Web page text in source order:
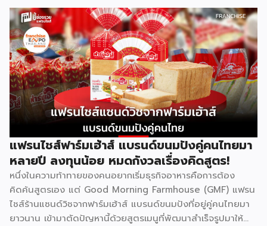
ปกครองไทยให้ความสำคัญกับการเรียนของลูกหลานเสมอ และ
Bright Up Kids คือแบรนด์แฟรนไชส์การศึกษาที่เข้ามาตอบ
โจทย์นี้ ด้วยหลักสูตรที่ได้รับการยอมรับว่าติด 1 ใน 10 กวดวิชาที่
ดีที่สุดในประเทศไทย จุดเด่นสำคัญคืองบลงทุนเริ่มต้นเพียง
79,000 บาท พร้อมระบบเทรนแบบมืออาชีพให้ฟรี ทำให้ผู้ที่ไม่มี
ประสบการณ์ด้านการสอนมาก่อนก็สามารถเป็นเจ้าของธุรกิจกวด
วิชาได้ รู้จัก Bright Up Kids ก่อนตัดสินใจ Bright Up Kids
เป็นแฟรนไชส์การศึกษาที่มีหลักสูตรครบ จบที่เดียว ครอบคลุม
วิชาหลักอย่างคณิตศาสตร์ วิทยาศาสตร์ และภาษาอังกฤษ ซึ่งเป็น
วิชาที่ผู้ปกครองส่วนใหญ่ให้ความสำคัญที่สุดในการติวเสริมให้ลูก
จุดแข็งที่ทำให้แบรนด์ได้รับความเชื่อถือคือการติดอันดับ 1 ใน 10
[…]
แฟรนไชส์ฟาร์มเฮ้าส์ แบรนด์ขนมปังคู่คนไทยมา
หลายปี ลงทุนน้อย หมดกังวลเรื่องคิดสูตร!
หนึ่งในความท้าทายของคนอยากเริ่มธุรกิจอาหารคือการต้อง
คิดค้นสูตรเอง แต่ Good Morning Farmhouse (GMF) แฟรน
ไชส์ร้านแซนด์วิชจากฟาร์มเฮ้าส์ แบรนด์ขนมปังที่อยู่คู่คนไทยมา
ยาวนาน เข้ามาตัดปัญหานี้ด้วยสูตรเมนูที่พัฒนาสำเร็จรูปมาให้